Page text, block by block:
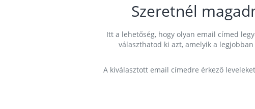
Szeretnél
Itt a lehetőség, hogy olyan email címed
választhatod ki azt, amelyik a
A kiválasztott email címedre érkező